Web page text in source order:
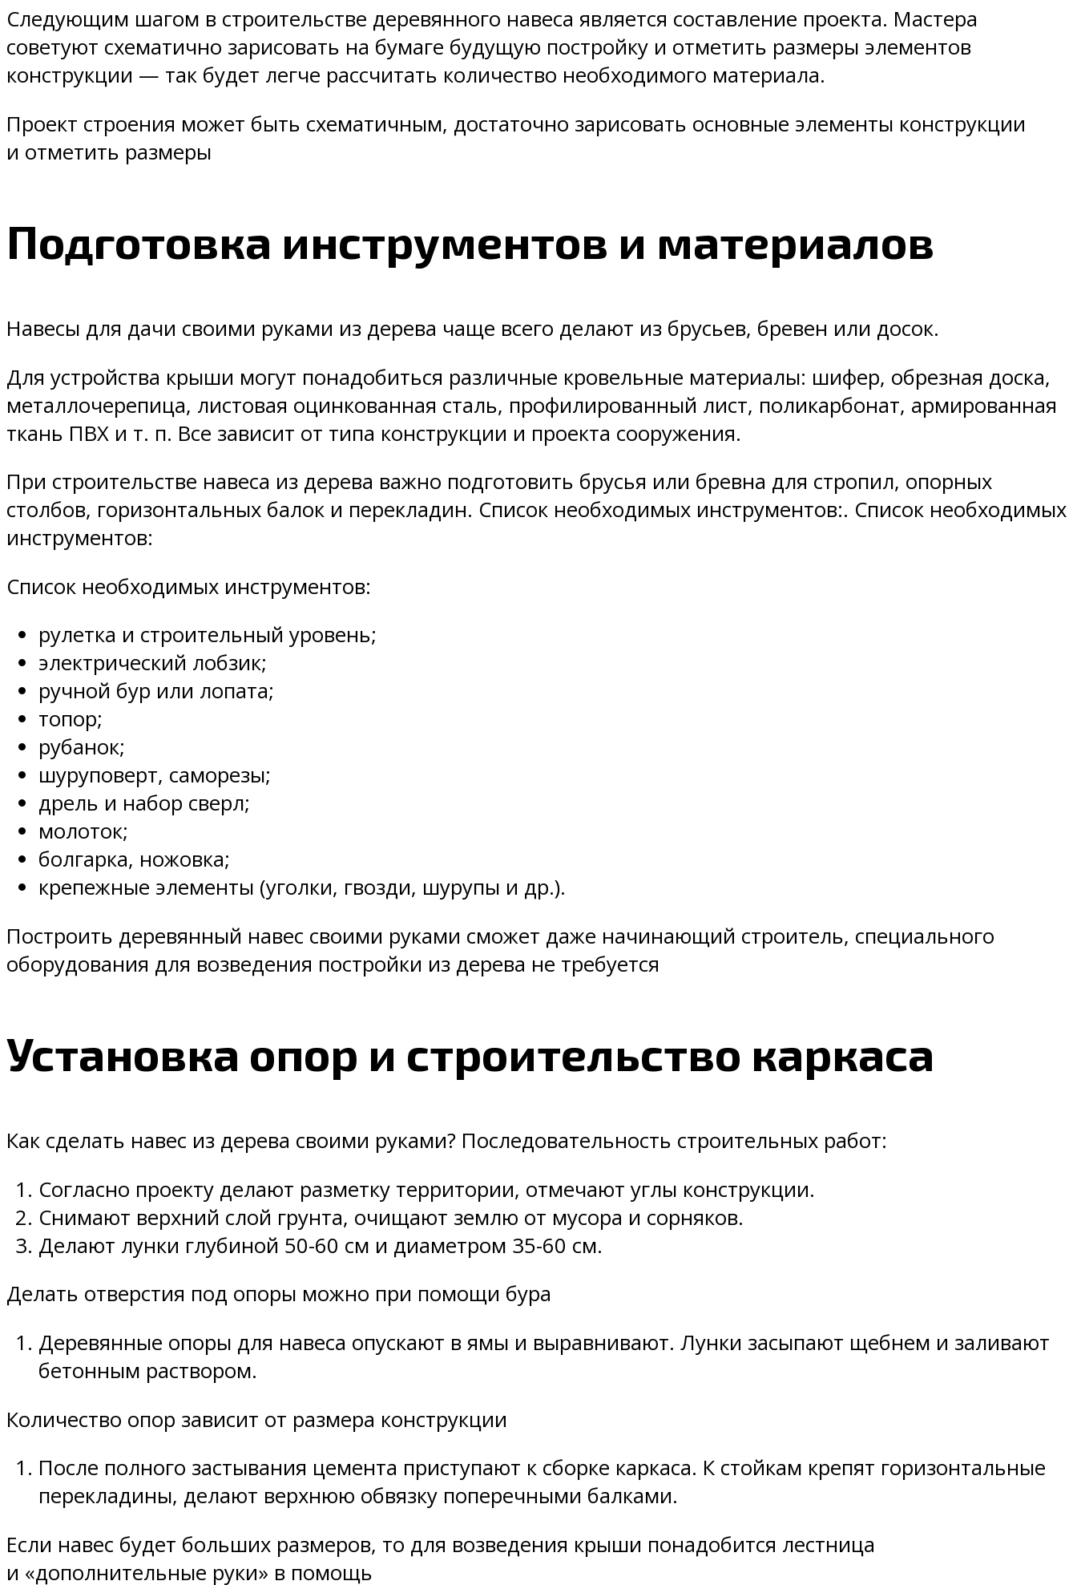
Следующим шагом в строительстве деревянного навеса является составление проекта. Мастера
советуют схематично зарисовать на бумаге будущую постройку и отметить размеры элементов
конструкции — так будет легче рассчитать количество необходимого материала.
Проект строения может быть схематичным, достаточно зарисовать основные элементы конструкции
и отметить размеры
Подготовка инструментов и материалов
Навесы для дачи своими руками из дерева чаще всего делают из брусьев, бревен или досок.
Для устройства крыши могут понадобиться различные кровельные материалы: шифер, обрезная доска,
металлочерепица, листовая оцинкованная сталь, профилированный лист, поликарбонат, армированная
ткань ПВХ и т. п. Все зависит от типа конструкции и проекта сооружения.
При строительстве навеса из дерева важно подготовить брусья или бревна для стропил, опорных
столбов, горизонтальных балок и перекладин. Список необходимых инструментов:. Список необходимых
инструментов:
Список необходимых инструментов:
рулетка и строительный уровень;
электрический лобзик;
ручной бур или лопата;
топор;
рубанок;
шуруповерт, саморезы;
дрель и набор сверл;
молоток;
болгарка, ножовка;
крепежные элементы (уголки, гвозди, шурупы и др.).
Построить деревянный навес своими руками сможет даже начинающий строитель, специального
оборудования для возведения постройки из дерева не требуется
Установка опор и строительство каркаса
Как сделать навес из дерева своими руками? Последовательность строительных работ:
Согласно проекту делают разметку территории, отмечают углы конструкции.
Снимают верхний слой грунта, очищают землю от мусора и сорняков.
Делают лунки глубиной 50-60 см и диаметром 35-60 см.
Делать отверстия под опоры можно при помощи бура
Деревянные опоры для навеса опускают в ямы и выравнивают. Лунки засыпают щебнем и заливают
бетонным раствором.
Количество опор зависит от размера конструкции
После полного застывания цемента приступают к сборке каркаса. К стойкам крепят горизонтальные
перекладины, делают верхнюю обвязку поперечными балками.
Если навес будет больших размеров, то для возведения крыши понадобится лестница
и «дополнительные руки» в помощь